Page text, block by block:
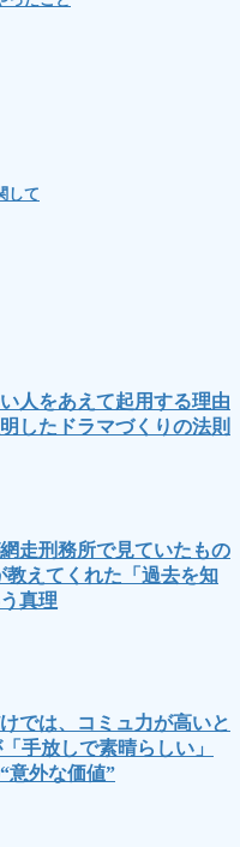
して
人をあえて起用する理由
したドラマづくりの法則
走刑務所で見ていたもの
えてくれた「過去を知
真理
では、コミュ力が高いと
放しで素晴らしい」
意外な価値”